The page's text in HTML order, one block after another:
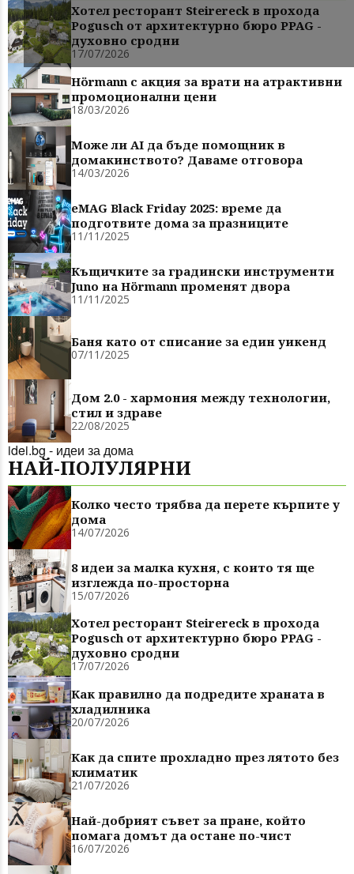
Хотел ресторант Steirereck в прохода
Pogusch от архитектурно бюро PPAG -
духовно сродни
17/07/2026
Hörmann с акция за врати на атрактивни
промоционални цени
18/03/2026
Може ли AI да бъде помощник в
домакинството? Даваме отговора
14/03/2026
eMAG Black Friday 2025: време да
подготвите дома за празниците
11/11/2025
Къщичките за градински инструменти
Juno на Hörmann променят двора
11/11/2025
Баня като от списание за един уикенд
07/11/2025
Дом 2.0 - хармония между технологии,
стил и здраве
22/08/2025
idei.bg - идеи за дома
НАЙ-ПОЛУЛЯРНИ
Колко често трябва да перете кърпите у
дома
14/07/2026
8 идеи за малка кухня, с които тя ще
изглежда по-просторна
15/07/2026
Хотел ресторант Steirereck в прохода
Pogusch от архитектурно бюро PPAG -
духовно сродни
17/07/2026
Как правилно да подредите храната в
хладилника
20/07/2026
Как да спите прохладно през лятото без
климатик
21/07/2026
Най-добрият съвет за пране, който
помага домът да остане по-чист
16/07/2026